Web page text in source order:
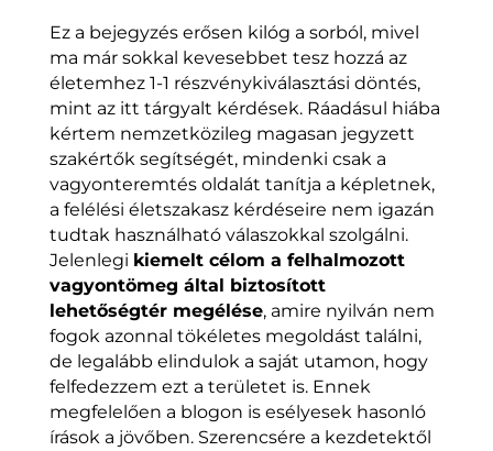
Ez a bejegyzés erősen kilóg a sorból, mivel
ma már sokkal kevesebbet tesz hozzá az
életemhez 1-1 részvénykiválasztási döntés,
mint az itt tárgyalt kérdések. Ráadásul hiába
kértem nemzetközileg magasan jegyzett
szakértők segítségét, mindenki csak a
vagyonteremtés oldalát tanítja a képletnek,
a felélési életszakasz kérdéseire nem igazán
tudtak használható válaszokkal szolgálni.
Jelenlegi kiemelt célom a felhalmozott
vagyontömeg által biztosított
lehetőségtér megélése, amire nyilván nem
fogok azonnal tökéletes megoldást találni,
de legalább elindulok a saját utamon, hogy
felfedezzem ezt a területet is. Ennek
megfelelően a blogon is esélyesek hasonló
írások a jövőben. Szerencsére a kezdetektől